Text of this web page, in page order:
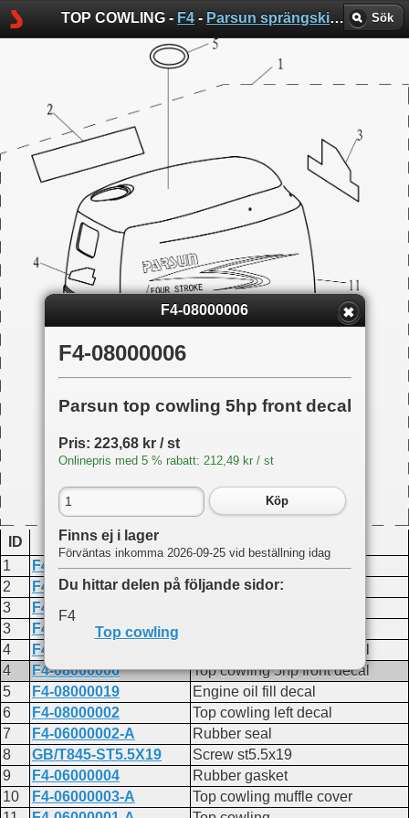
TOP COWLING - F4 - Parsun sprängskisser Sök
ID Produktkod
1
F4-06000000-A
Top cowling assembly
2
F4-08000001
Top cowling right decal
3
F4-08000003
3
F4-08000005
4
F4-08000004
4
F4-08000006
Top cowling 5hp front decal
5
F4-08000019
Engine oil fill decal
6
F4-08000002
Top cowling left decal
7
F4-06000002-A
Rubber seal
8
GB/T845-ST5.5X19
Screw st5.5x19
9
F4-06000004
Rubber gasket
10
F4-06000003-A
Top cowling muffle cover
F4-08000006
F4-08000006
Parsun top cowling 5hp front decal
Pris: 223,68 kr / st
Onlinepris med 5 % rabatt: 212,49 kr / st
Köp
Finns ej i lager
Förväntas inkomma 2026-09-25 vid beställning idag
Du hittar delen på följande sidor:
F4
Top cowling